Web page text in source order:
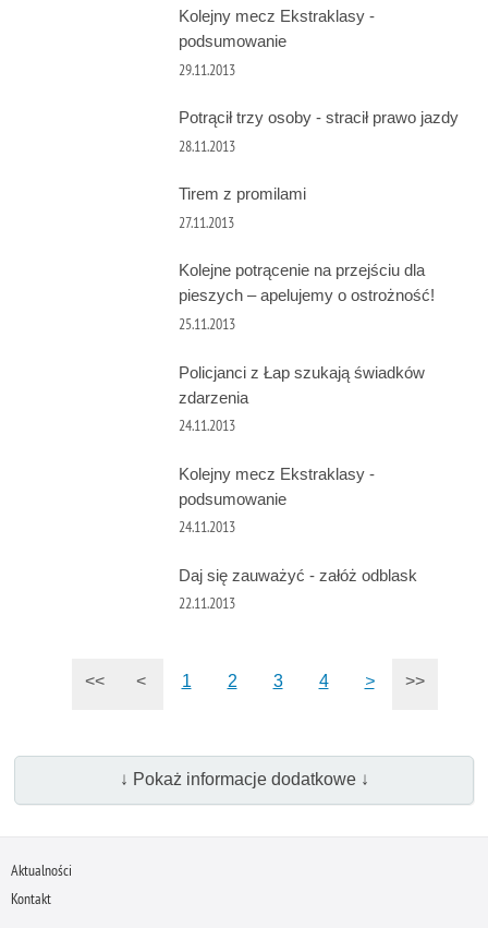
Kolejny mecz Ekstraklasy -
podsumowanie
29.11.2013
Potrącił trzy osoby - stracił prawo jazdy
28.11.2013
Tirem z promilami
27.11.2013
Kolejne potrącenie na przejściu dla
pieszych – apelujemy o ostrożność!
25.11.2013
Policjanci z Łap szukają świadków
zdarzenia
24.11.2013
Kolejny mecz Ekstraklasy -
podsumowanie
24.11.2013
Daj się zauważyć - załóż odblask
22.11.2013
<< < 1 2 3 4 > >>
↓ Pokaż informacje dodatkowe ↓
Aktualności
Kontakt